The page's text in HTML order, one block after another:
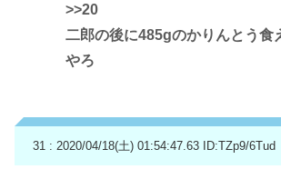
>>20
二郎の後に485gのかりんとう食
やろ
31 : 2020/04/18(土) 01:54:47.63 ID:TZp9/6Tud